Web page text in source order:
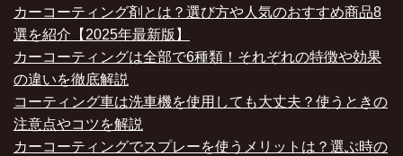
カーコーティング剤とは？選び方や人気のおすすめ商品8
選を紹介【2025年最新版】
カーコーティングは全部で6種類！それぞれの特徴や効果
の違いを徹底解説
コーティング車は洗車機を使用しても大丈夫？使うときの
注意点やコツを解説
カーコーティングでスプレーを使うメリットは？選ぶ時の